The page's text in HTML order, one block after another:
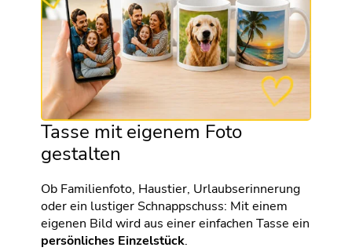
Tasse mit eigenem Foto
gestalten
Ob Familienfoto, Haustier, Urlaubserinnerung
oder ein lustiger Schnappschuss: Mit einem
eigenen Bild wird aus einer einfachen Tasse ein
persönliches Einzelstück.